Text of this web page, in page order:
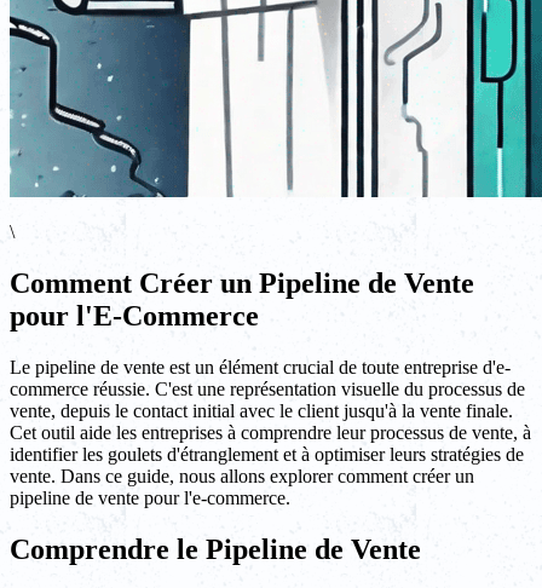
\
Comment Créer un Pipeline de Vente
pour l'E-Commerce
Le pipeline de vente est un élément crucial de toute entreprise d'e-
commerce réussie. C'est une représentation visuelle du processus de
vente, depuis le contact initial avec le client jusqu'à la vente finale.
Cet outil aide les entreprises à comprendre leur processus de vente, à
identifier les goulets d'étranglement et à optimiser leurs stratégies de
vente. Dans ce guide, nous allons explorer comment créer un
pipeline de vente pour l'e-commerce.
Comprendre le Pipeline de Vente